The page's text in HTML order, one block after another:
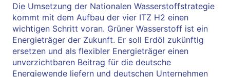
Die Umsetzung der Nationalen Wasserstoffstrategie
kommt mit dem Aufbau der vier ITZ H2 einen
wichtigen Schritt voran. Grüner Wasserstoff ist ein
Energieträger der Zukunft. Er soll Erdöl zukünftig
ersetzen und als flexibler Energieträger einen
unverzichtbaren Beitrag für die deutsche
Energiewende liefern und deutschen Unternehmen